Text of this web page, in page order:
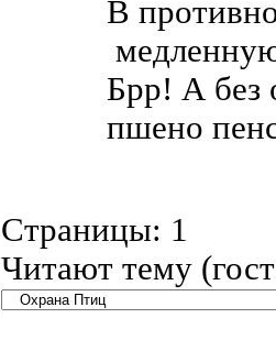
В
Брр! А без
пшено
Страницы: 1
Читают тему